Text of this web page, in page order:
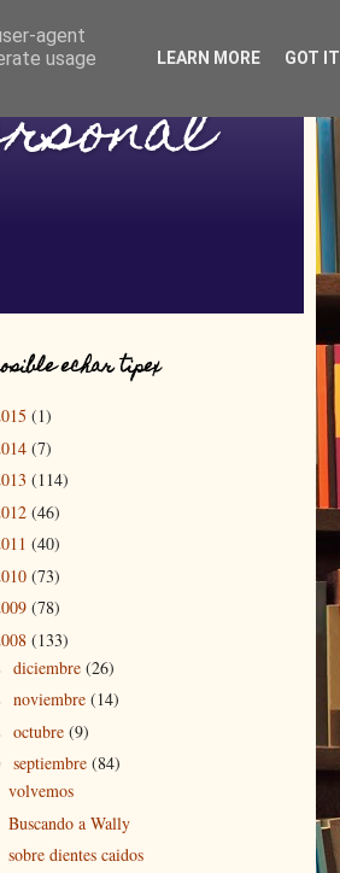
echar tipex
(1)
(7)
(114)
(46)
(40)
(73)
(78)
(133)
diciembre (26)
noviembre (14)
octubre (9)
septiembre (84)
volvemos
Buscando a Wally
sobre dientes caidos
agent
usage
LEARN MORE GOT IT